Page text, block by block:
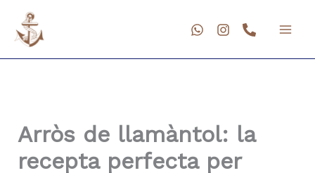
contenido
Arròs de llamàntol: la
recepta perfecta per